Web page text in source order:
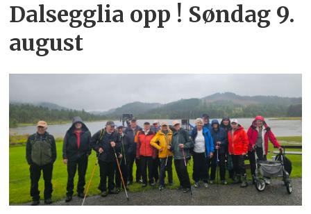
Dalsegglia opp ! Søndag 9.
august